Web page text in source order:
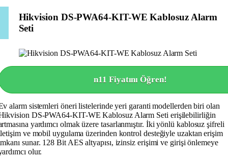
Hikvision DS-PWA64-KIT-WE Kablosuz Alarm
Seti
n11 Fiyatını Öğren!
alarm sistemleri öneri listelerinde yeri garanti modellerden biri olan
DS-PWA64-KIT-WE Kablosuz Alarm Seti erişilebilirliğin
yardımcı olmak üzere tasarlanmıştır. İki yönlü kablosuz şifreli
ve mobil uygulama üzerinden kontrol desteğiyle uzaktan erişim
sunar. 128 Bit AES altyapısı, izinsiz erişimi ve girişi önlemeye
olur.